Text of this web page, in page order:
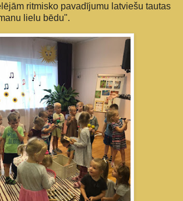
ritmisko pavadījumu latviešu tautas
lielu bēdu".